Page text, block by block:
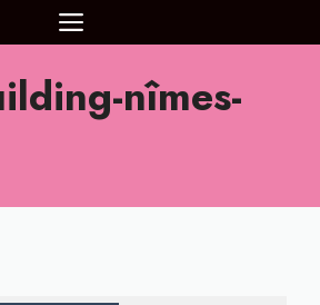
MENU
nîmes-